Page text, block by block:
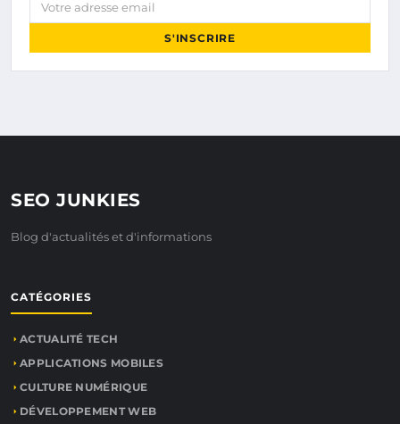
S'INSCRIRE
SEO JUNKIES
Blog d'actualités et d'informations
CATÉGORIES
ACTUALITÉ TECH
APPLICATIONS MOBILES
CULTURE NUMÉRIQUE
DÉVELOPPEMENT WEB